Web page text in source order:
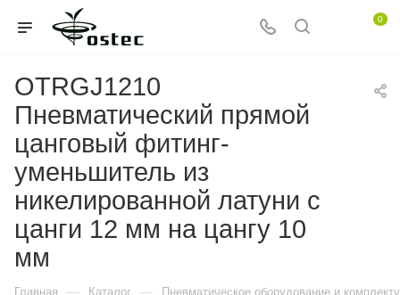
0
OTRGJ1210
Пневматический прямой
цанговый фитинг-
уменьшитель из
никелированной латуни с
цанги 12 мм на цангу 10
мм
Главная — Каталог — Пневматическое оборудование и